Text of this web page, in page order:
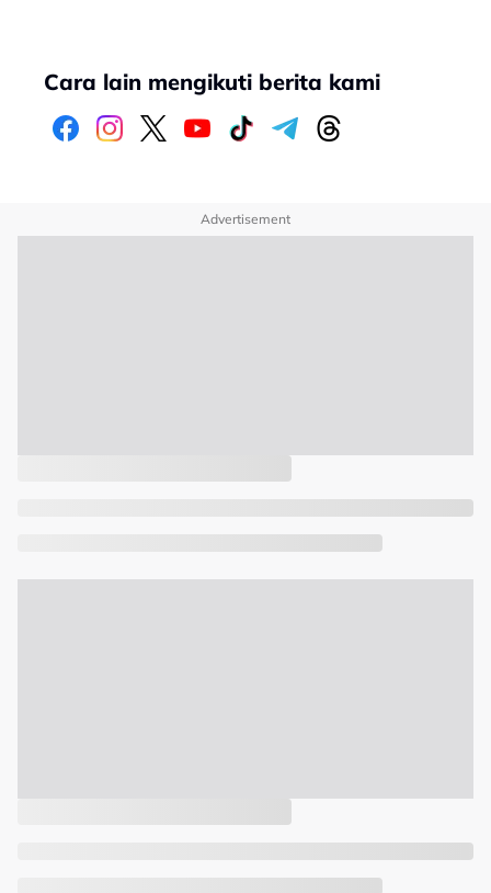
Cara lain mengikuti berita kami
Advertisement